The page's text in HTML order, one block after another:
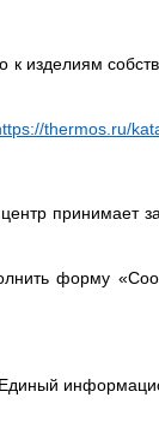
изделиям
thermos.ru/
принимает
форму